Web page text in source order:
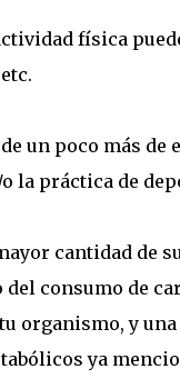
física
un poco más de
la práctica de
cantidad de
consumo de
organismo, y
ya